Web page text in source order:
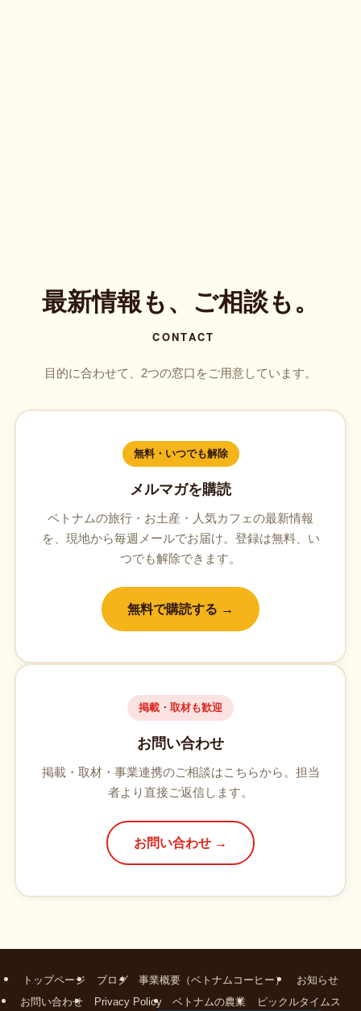
最新情報も、ご相談も。
CONTACT
目的に合わせて、2つの窓口をご用意しています。
無料・いつでも解除
メルマガを購読
ベトナムの旅行・お土産・人気カフェの最新情報
を、現地から毎週メールでお届け。登録は無料、い
つでも解除できます。
無料で購読する →
掲載・取材も歓迎
お問い合わせ
掲載・取材・事業連携のご相談はこちらから。担当
者より直接ご返信します。
お問い合わせ →
トップページ ブログ 事業概要（ベトナムコーヒー）
お知らせ
お問い合わせ
Privacy Policy ベトナムの農業 ピックルタイムス